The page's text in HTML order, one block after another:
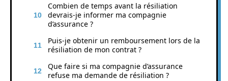
Combien de temps avant la résiliation
devrais-je informer ma compagnie
d’assurance ?
Puis-je obtenir un remboursement lors de la
résiliation de mon contrat ?
Que faire si ma compagnie d’assurance
refuse ma demande de résiliation ?